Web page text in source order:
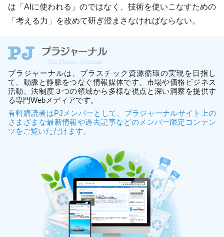
は「AIに使われる」のではなく、技術を使いこなすための
「考える力」を改めて研ぎ澄まさなければならない。
プラジャーナルは、プラスチック資源循環の実現を目指し
て、動脈と静脈をつなぐ情報媒体です。市場や価格ビジネス
活動、法制度３つの領域から多様な視点と深い洞察を提供す
る専門Webメディアです。
有料購読者はPJメンバーとして、プラジャーナルサイト上の
さまざまな最新情報や過去記事などのメンバー限定コンテン
ツをご覧いただけます。